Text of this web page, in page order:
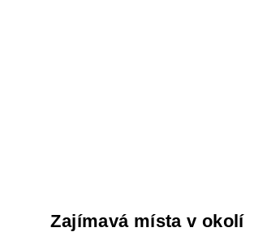
Zajímavá místa v okolí